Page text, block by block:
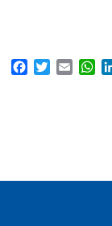
FacebookTwitter
Email